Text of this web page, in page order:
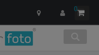
0